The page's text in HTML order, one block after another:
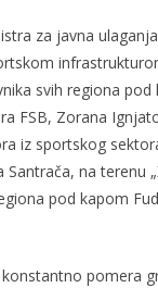
za javna
svih regiona pod
FSB, Zorana
iz sportskog
na terenu
pod kapom
pomera